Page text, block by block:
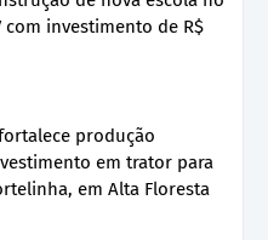
com investimento de R$
produção
em trator para
em Alta Floresta